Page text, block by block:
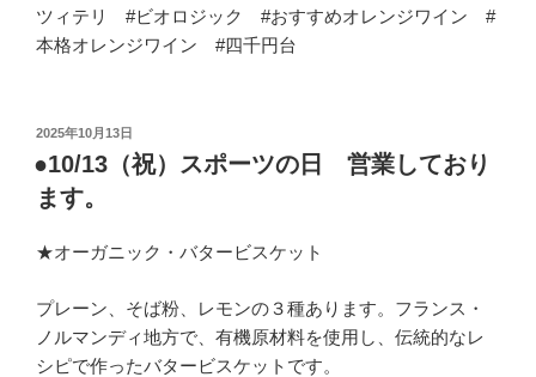
ツィテリ #ビオロジック #おすすめオレンジワイン #
本格オレンジワイン #四千円台
投
日:
2025年10月13日
●10/13（祝）スポーツの日 営業しており
ます。
★オーガニック・バタービスケット
プレーン、そば粉、レモンの３種あります。フランス・
ノルマンディ地方で、有機原材料を使用し、伝統的なレ
シピで作ったバタービスケットです。